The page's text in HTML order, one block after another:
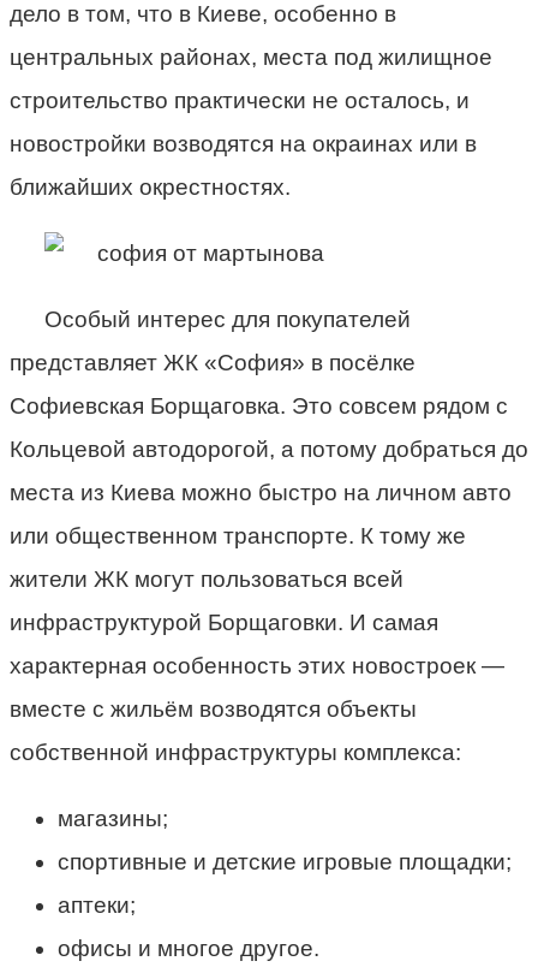
дело в том, что в Киеве, особенно в
центральных районах, места под жилищное
строительство практически не осталось, и
новостройки возводятся на окраинах или в
ближайших окрестностях.
Особый интерес для покупателей
представляет ЖК «София» в посёлке
Софиевская Борщаговка. Это совсем рядом с
Кольцевой автодорогой, а потому добраться до
места из Киева можно быстро на личном авто
или общественном транспорте. К тому же
жители ЖК могут пользоваться всей
инфраструктурой Борщаговки. И самая
характерная особенность этих новостроек —
вместе с жильём возводятся объекты
собственной инфраструктуры комплекса:
магазины;
спортивные и детские игровые площадки;
аптеки;
офисы и многое другое.